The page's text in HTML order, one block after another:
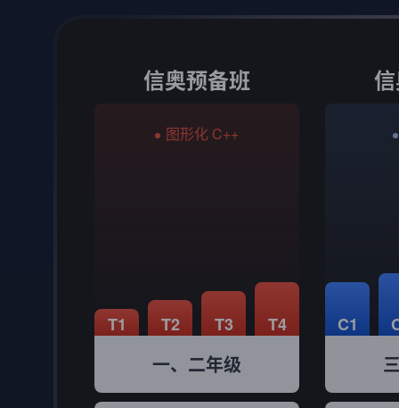
信奥预备班
图形化 C++
T1 T2 T3 T4
一、二年级
C1